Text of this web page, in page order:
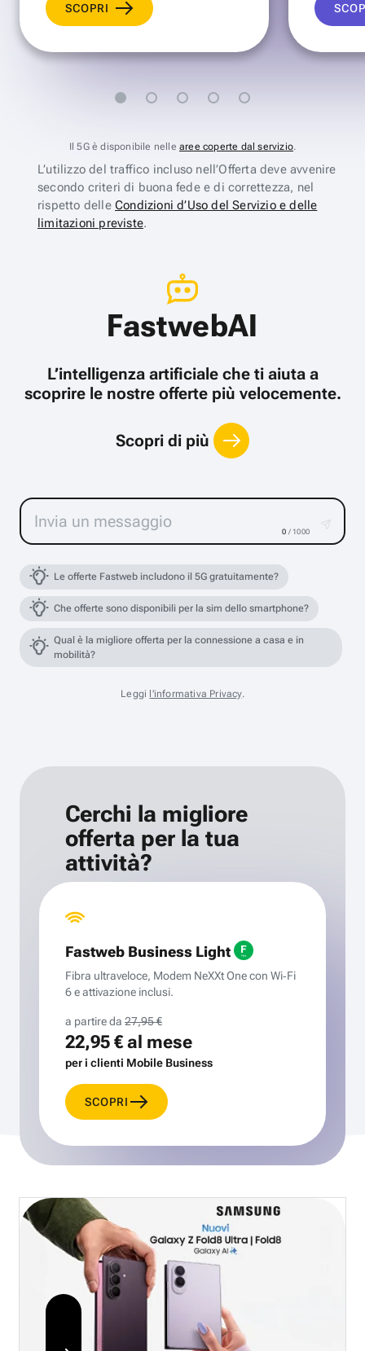
SCOPRI
Il 5G è disponibile nelle aree coperte dal servizio.
L’utilizzo del traffico incluso nell’Offerta deve avvenire
secondo criteri di buona fede e di correttezza, nel
rispetto delle Condizioni d’Uso del Servizio e delle
limitazioni previste.
FastwebAI
L’intelligenza artificiale che ti aiuta a
scoprire le nostre offerte più velocemente.
Scopri di più
0 / 1000
Le offerte Fastweb includono il 5G gratuitamente?
Che offerte sono disponibili per la sim dello smartphone?
Qual è la migliore offerta per la connessione a casa e in
mobilità?
Leggi l'informativa Privacy.
Cerchi la migliore
offerta per la tua
attività?
Fastweb Business Light
Fibra ultraveloce, Modem NeXXt One con Wi‑Fi
6 e attivazione inclusi.
a partire da 27,95 €
22,95 €al mese
per i clienti Mobile Business
SCOPRI